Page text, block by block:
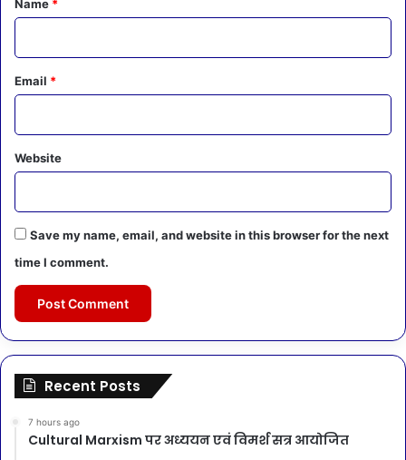
Name *
Email *
Website
Save my name, email, and website in this browser for the next
time I comment.
Recent Posts
7 hours ago
Cultural Marxism पर अध्ययन एवं विमर्श सत्र आयोजित